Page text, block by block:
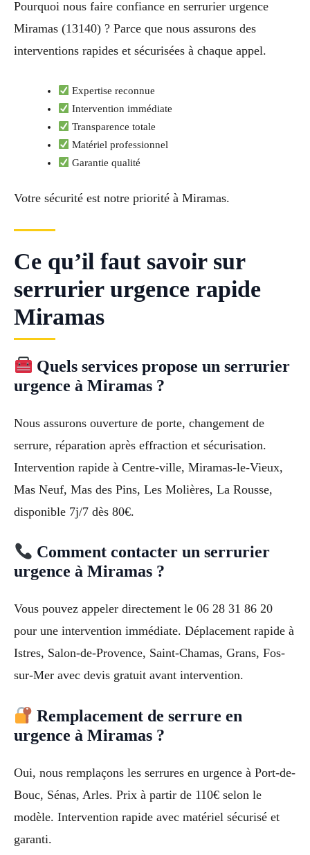
Pourquoi nous faire confiance en serrurier urgence
Miramas (13140) ? Parce que nous assurons des
interventions rapides et sécurisées à chaque appel.
Expertise reconnue
Intervention immédiate
Transparence totale
Matériel professionnel
Garantie qualité
Votre sécurité est notre priorité à Miramas.
Ce qu’il faut savoir sur
serrurier urgence rapide
Miramas
Quels services propose un serrurier
urgence à Miramas ?
Nous assurons ouverture de porte, changement de
serrure, réparation après effraction et sécurisation.
Intervention rapide à Centre-ville, Miramas-le-Vieux,
Mas Neuf, Mas des Pins, Les Molières, La Rousse,
disponible 7j/7 dès 80€.
Comment contacter un serrurier
urgence à Miramas ?
Vous pouvez appeler directement le 06 28 31 86 20
pour une intervention immédiate. Déplacement rapide à
Istres, Salon-de-Provence, Saint-Chamas, Grans, Fos-
sur-Mer avec devis gratuit avant intervention.
Remplacement de serrure en
urgence à Miramas ?
Oui, nous remplaçons les serrures en urgence à Port-de-
Bouc, Sénas, Arles. Prix à partir de 110€ selon le
modèle. Intervention rapide avec matériel sécurisé et
garanti.